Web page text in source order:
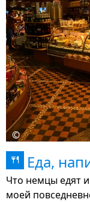
©
🍴 Еда,
Что немцы едят
моей